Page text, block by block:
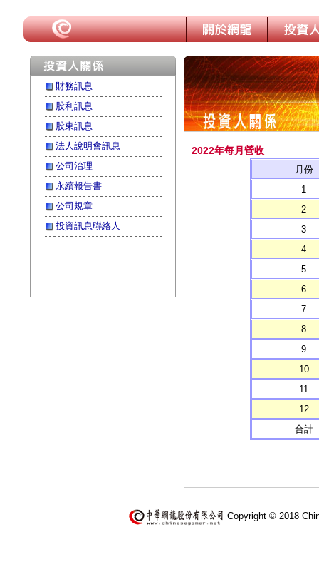
財務訊息
股利訊息
股東訊息
法人說明會訊息
公司治理
永續報告書
公司規章
投資訊息聯絡人
2022年每月營收
月份
1
2
3
4
5
6
7
8
9
10
11
12
合計
Copyright © 2018